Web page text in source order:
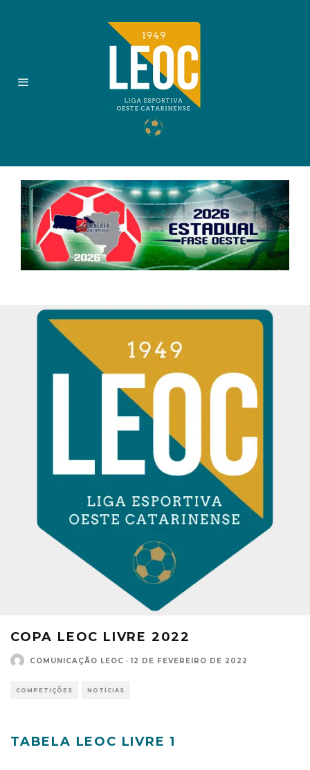
COPA LEOC LIVRE 2022
COMUNICAÇÃO LEOC · 12 DE FEVEREIRO DE 2022
COMPETIÇÕES NOTÍCIAS
TABELA LEOC LIVRE 1